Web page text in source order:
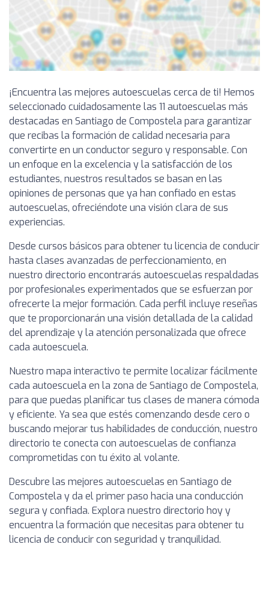
¡Encuentra las mejores autoescuelas cerca de ti! Hemos
seleccionado cuidadosamente las 11 autoescuelas más
destacadas en Santiago de Compostela para garantizar
que recibas la formación de calidad necesaria para
convertirte en un conductor seguro y responsable. Con
un enfoque en la excelencia y la satisfacción de los
estudiantes, nuestros resultados se basan en las
opiniones de personas que ya han confiado en estas
autoescuelas, ofreciéndote una visión clara de sus
experiencias.
Desde cursos básicos para obtener tu licencia de conducir
hasta clases avanzadas de perfeccionamiento, en
nuestro directorio encontrarás autoescuelas respaldadas
por profesionales experimentados que se esfuerzan por
ofrecerte la mejor formación. Cada perfil incluye reseñas
que te proporcionarán una visión detallada de la calidad
del aprendizaje y la atención personalizada que ofrece
cada autoescuela.
Nuestro mapa interactivo te permite localizar fácilmente
cada autoescuela en la zona de Santiago de Compostela,
para que puedas planificar tus clases de manera cómoda
y eficiente. Ya sea que estés comenzando desde cero o
buscando mejorar tus habilidades de conducción, nuestro
directorio te conecta con autoescuelas de confianza
comprometidas con tu éxito al volante.
Descubre las mejores autoescuelas en Santiago de
Compostela y da el primer paso hacia una conducción
segura y confiada. Explora nuestro directorio hoy y
encuentra la formación que necesitas para obtener tu
licencia de conducir con seguridad y tranquilidad.